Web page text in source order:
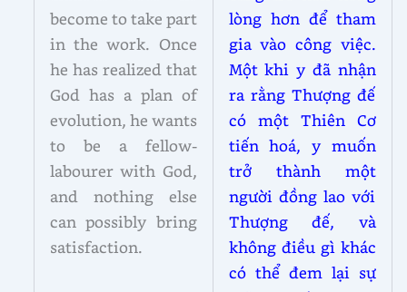
become to take part
in the work. Once
he has realized that
God has a plan of
evolution, he wants
to be a fellow-
labourer with God,
and nothing else
can possibly bring
satisfaction.
lòng hơn để tham
gia vào công việc.
Một khi y đã nhận
ra rằng Thượng đế
có một Thiên Cơ
tiến hoá, y muốn
trở thành một
người đồng lao với
Thượng đế, và
không điều gì khác
có thể đem lại sự